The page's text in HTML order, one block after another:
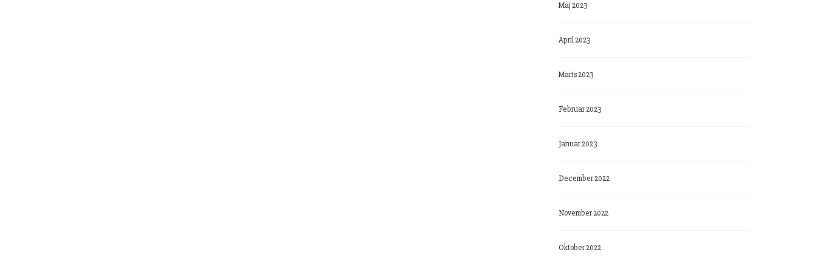
Maj 2023
April 2023
Marts 2023
Februar 2023
Januar 2023
December 2022
November 2022
Oktober 2022